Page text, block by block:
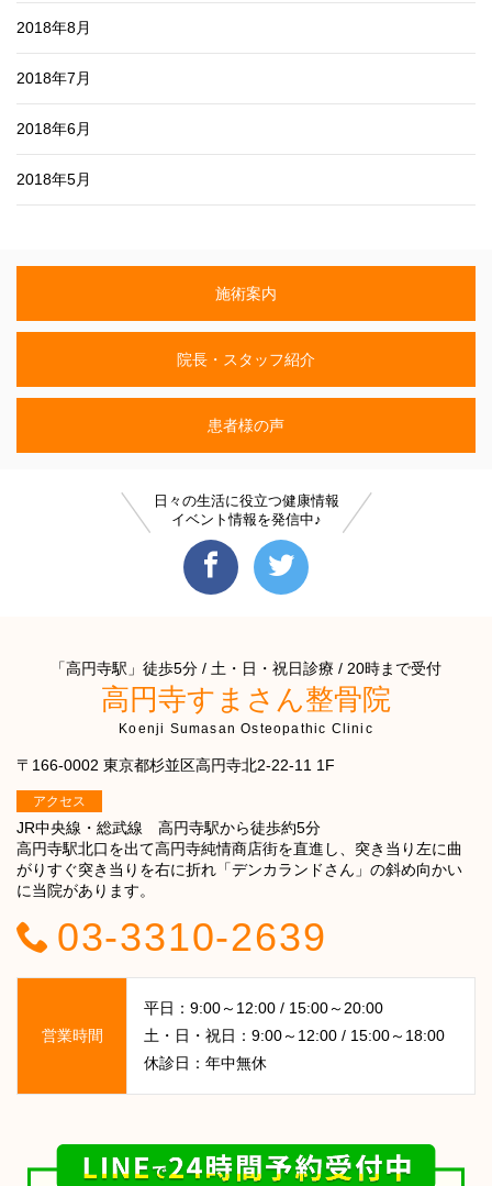
2018年8月
2018年7月
2018年6月
2018年5月
施術案内
院長・スタッフ紹介
患者様の声
日々の生活に役立つ健康情報
イベント情報を発信中♪
「高円寺駅」徒歩5分 / 土・日・祝日診療 / 20時まで受付
高円寺すまさん整骨院
Koenji Sumasan Osteopathic Clinic
〒166-0002 東京都杉並区高円寺北2-22-11 1F
アクセス
JR中央線・総武線 高円寺駅から徒歩約5分
高円寺駅北口を出て高円寺純情商店街を直進し、突き当り左に曲
がりすぐ突き当りを右に折れ「デンカランドさん」の斜め向かい
に当院があります。
03-3310-2639
営業時間
平日：9:00～12:00 / 15:00～20:00
土・日・祝日：9:00～12:00 / 15:00～18:00
休診日：年中無休